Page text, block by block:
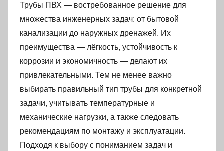
Трубы ПВХ — востребованное решение для
множества инженерных задач: от бытовой
канализации до наружных дренажей. Их
преимущества — лёгкость, устойчивость к
коррозии и экономичность — делают их
привлекательными. Тем не менее важно
выбирать правильный тип трубы для конкретной
задачи, учитывать температурные и
механические нагрузки, а также следовать
рекомендациям по монтажу и эксплуатации.
Подходя к выбору с пониманием задач и